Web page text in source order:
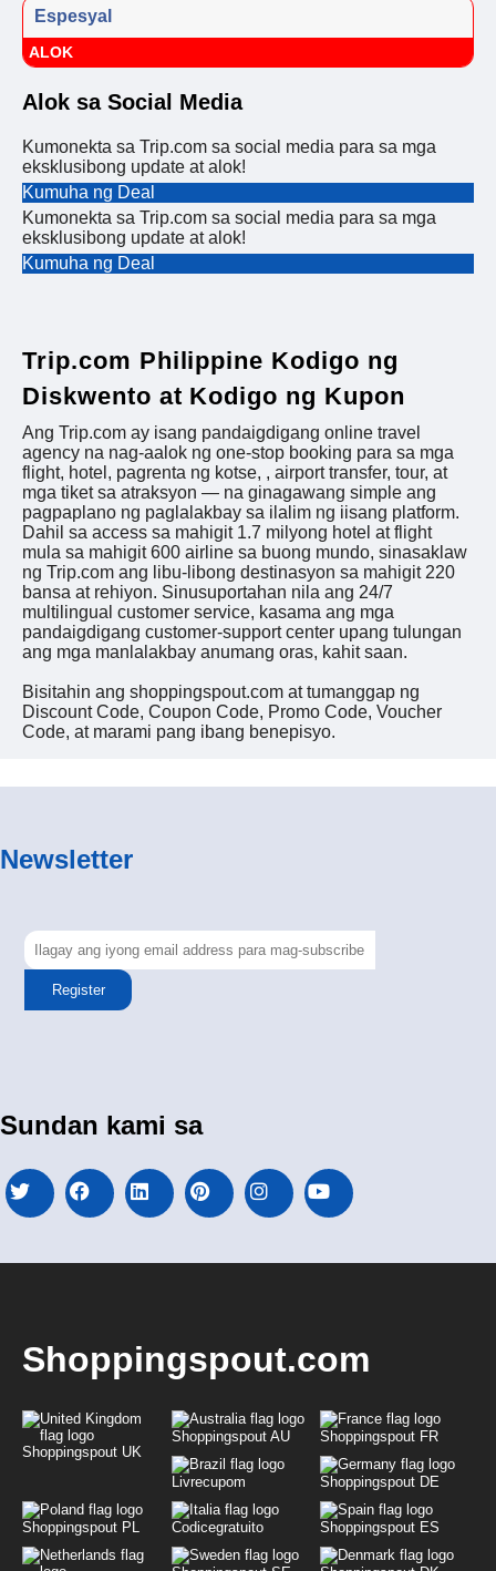
Espesyal
ALOK
Alok sa Social Media
Kumonekta sa Trip.com sa social media para sa mga
eksklusibong update at alok!
Kumuha ng Deal
Kumonekta sa Trip.com sa social media para sa mga
eksklusibong update at alok!
Kumuha ng Deal
Trip.com Philippine Kodigo ng
Diskwento at Kodigo ng Kupon
Ang Trip.com ay isang pandaigdigang online travel
agency na nag-aalok ng one-stop booking para sa mga
flight, hotel, pagrenta ng kotse, , airport transfer, tour, at
mga tiket sa atraksyon — na ginagawang simple ang
pagpaplano ng paglalakbay sa ilalim ng iisang platform.
Dahil sa access sa mahigit 1.7 milyong hotel at flight
mula sa mahigit 600 airline sa buong mundo, sinasaklaw
ng Trip.com ang libu-libong destinasyon sa mahigit 220
bansa at rehiyon. Sinusuportahan nila ang 24/7
multilingual customer service, kasama ang mga
pandaigdigang customer-support center upang tulungan
ang mga manlalakbay anumang oras, kahit saan.
Bisitahin ang shoppingspout.com at tumanggap ng
Discount Code, Coupon Code, Promo Code, Voucher
Code, at marami pang ibang benepisyo.
Newsletter
Register
Sundan kami sa
Shoppingspout.com
Shoppingspout UK
Shoppingspout AU Shoppingspout FR
Livrecupom Shoppingspout DE
Shoppingspout PL Codicegratuito Shoppingspout ES